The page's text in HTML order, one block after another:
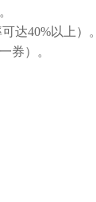
达40%以上）。
券）。